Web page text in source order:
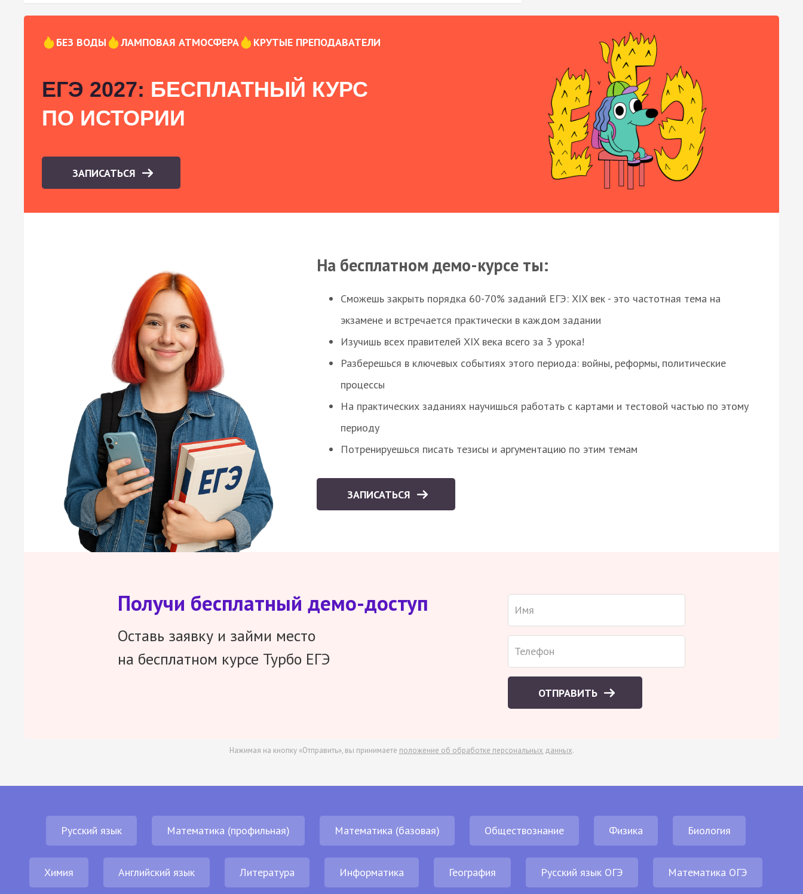
БЕЗ ВОДЫ ЛАМПОВАЯ АТМОСФЕРА КРУТЫЕ ПРЕПОДАВАТЕЛИ
ЕГЭ 2027: БЕСПЛАТНЫЙ КУРС
ПО ИСТОРИИ
ЗАПИСАТЬСЯ
На бесплатном демо-курсе ты:
Сможешь закрыть порядка 60-70% заданий ЕГЭ: XIX век - это частотная тема на
экзамене и встречается практически в каждом задании
Изучишь всех правителей XIX века всего за 3 урока!
Разберешься в ключевых событиях этого периода: войны, реформы, политические
процессы
На практических заданиях научишься работать с картами и тестовой частью по этому
периоду
Потренируешься писать тезисы и аргументацию по этим темам
ЗАПИСАТЬСЯ
Получи бесплатный демо-доступ
Оставь заявку и займи место
на бесплатном курсе Турбо ЕГЭ
ОТПРАВИТЬ
Нажимая на кнопку «Отправить», вы принимаете положение об обработке персональных данных.
Русский язык Математика (профильная) Математика (базовая) Обществознание Физика Биология
Химия Английский язык Литература Информатика География Русский язык ОГЭ Математика ОГЭ